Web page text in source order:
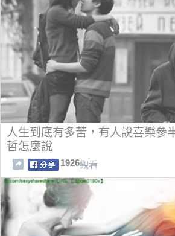
人生到底有多苦，有人說喜樂參
哲怎麼說
1926觀看